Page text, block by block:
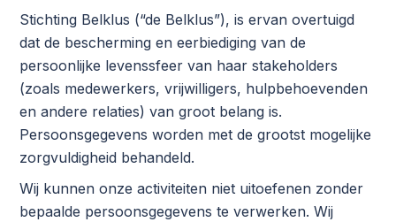
Stichting Belklus (“de Belklus”), is ervan overtuigd
dat de bescherming en eerbiediging van de
persoonlijke levenssfeer van haar stakeholders
(zoals medewerkers, vrijwilligers, hulpbehoevenden
en andere relaties) van groot belang is.
Persoonsgegevens worden met de grootst mogelijke
zorgvuldigheid behandeld.
Wij kunnen onze activiteiten niet uitoefenen zonder
bepaalde persoonsgegevens te verwerken. Wij